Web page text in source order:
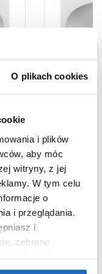
O plikach cookies
i plików
aby móc
witryny, z jej
W tym celu
o
i przeglądania.
i
zebrane
a także nasi
„Tylko
biała